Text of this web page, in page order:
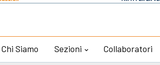
Chi Siamo Sezioni Collaboratori